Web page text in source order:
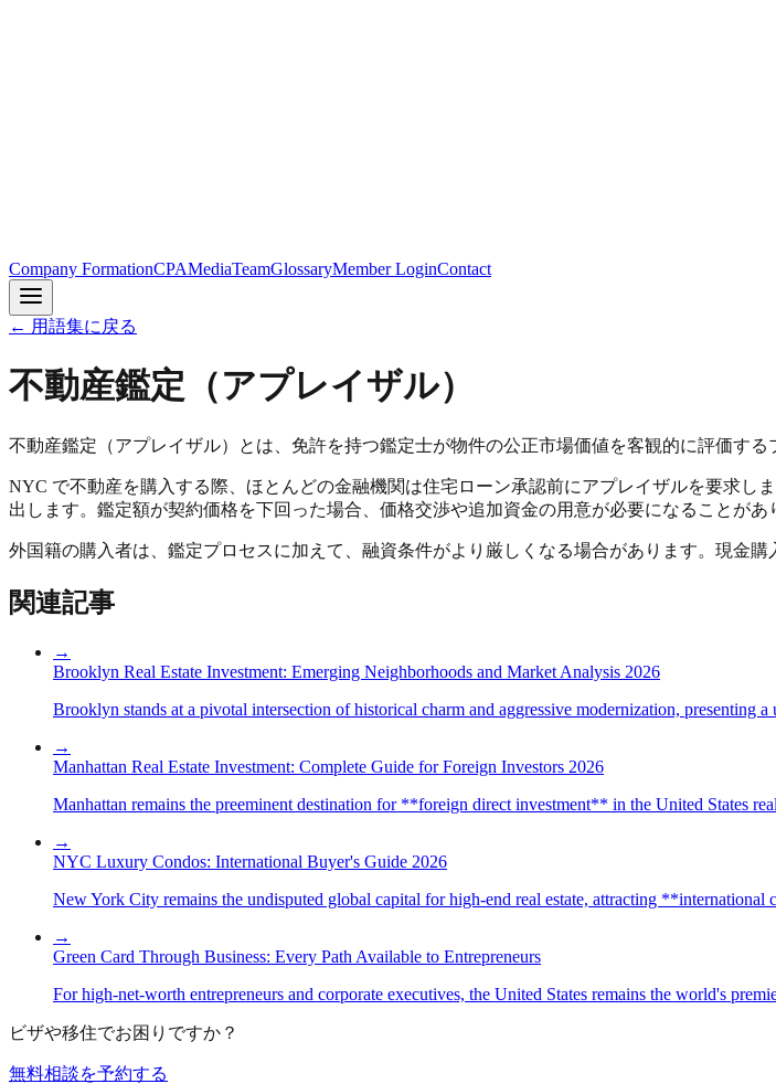
Company FormationCPAMediaTeamGlossaryMember LoginContact
← 用語集に戻る
不動産鑑定（アプレイザル）
不動産鑑定（アプレイザル）とは、免許を持つ鑑定士が物件の公正市場価値を客観的に評価す
NYC で不動産を購入する際、ほとんどの金融機関は住宅ローン承認前にアプレイザルを要求
出します。鑑定額が契約価格を下回った場合、価格交渉や追加資金の用意が必要になることがあ
外国籍の購入者は、鑑定プロセスに加えて、融資条件がより厳しくなる場合があります。現金
関連記事
→
Brooklyn Real Estate Investment: Emerging Neighborhoods and Market Analysis 2026
Brooklyn stands at a pivotal intersection of historical charm and aggressive modernization, presenting
→
Manhattan Real Estate Investment: Complete Guide for Foreign Investors 2026
Manhattan remains the preeminent destination for **foreign direct investment** in the United States
→
NYC Luxury Condos: International Buyer's Guide 2026
New York City remains the undisputed global capital for high-end real estate, attracting **international
→
Green Card Through Business: Every Path Available to Entrepreneurs
For high-net-worth entrepreneurs and corporate executives, the United States remains the world's
ビザや移住でお困りですか？
無料相談を予約する